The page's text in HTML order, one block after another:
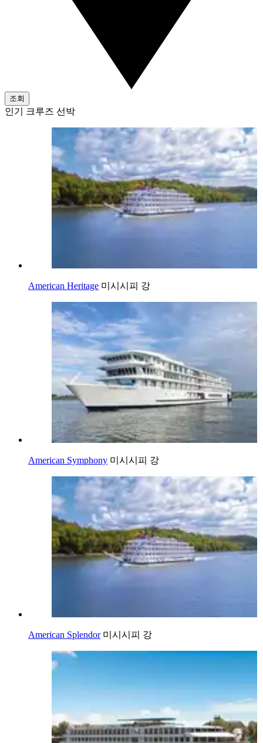
조회
인기 크루즈 선박
American Heritage 미시시피 강
American Symphony 미시시피 강
American Splendor 미시시피 강